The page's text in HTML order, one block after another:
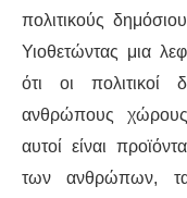
πολιτικούς
Υιοθετώντας μια
ότι οι πολιτικοί
ανθρώπους
αυτοί είναι
των ανθρώπων,